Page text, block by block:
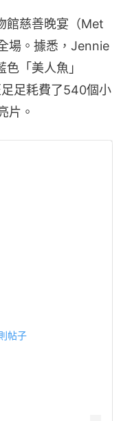
館慈善晚宴（Met
場。據悉，Jennie
「美人魚」
足耗費了540個小
片。
帖子